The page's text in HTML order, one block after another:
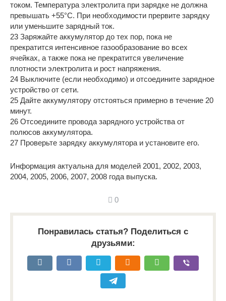
током. Температура электролита при зарядке не должна
превышать +55°С. При необходимости прервите зарядку
или уменьшите зарядный ток.
23 Заряжайте аккумулятор до тех пор, пока не
прекратится интенсивное газообразование во всех
ячейках, а также пока не прекратится увеличение
плотности электролита и рост напряжения.
24 Выключите (если необходимо) и отсоедините зарядное
устройство от сети.
25 Дайте аккумулятору отстояться примерно в течение 20
минут.
26 Отсоедините провода зарядного устройства от
полюсов аккумулятора.
27 Проверьте зарядку аккумулятора и установите его.
Информация актуальна для моделей 2001, 2002, 2003,
2004, 2005, 2006, 2007, 2008 года выпуска.
0
Понравилась статья? Поделиться с
друзьями: